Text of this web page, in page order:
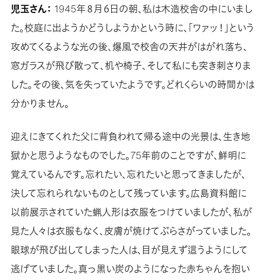
児玉さん： 1945年８月６日の朝、私は木造校舎の中にいまし
た。校庭に出ようかどうしようかという時に、「ワァッ！」という
攻めてくるような光の後、爆風で校舎の天井がはがれ落ち、
窓ガラスが飛び散って、机や椅子、そして私にも突き刺さりま
した。その後、気を失っていたようです。どれくらいの時間かは
分かりません。
迎えにきてくれた父に背負われて帰る途中の光景は、生き地
獄かと思うようなものでした。75年前のことですが、鮮明に
覚えているんです。忘れたい、忘れたいと思ってきましたが、
決して忘れられないものとして残っています。広島資料館に
以前展示されていた蝋人形は衣服をつけていましたが、私が
見た人々は衣服もなく、皮膚が焼けてぶらさがっていました。
眼球が飛び出してしまった人は、目が見えず這うようにして
逃げていました。真っ黒い炭のようになった赤ちゃんを抱い